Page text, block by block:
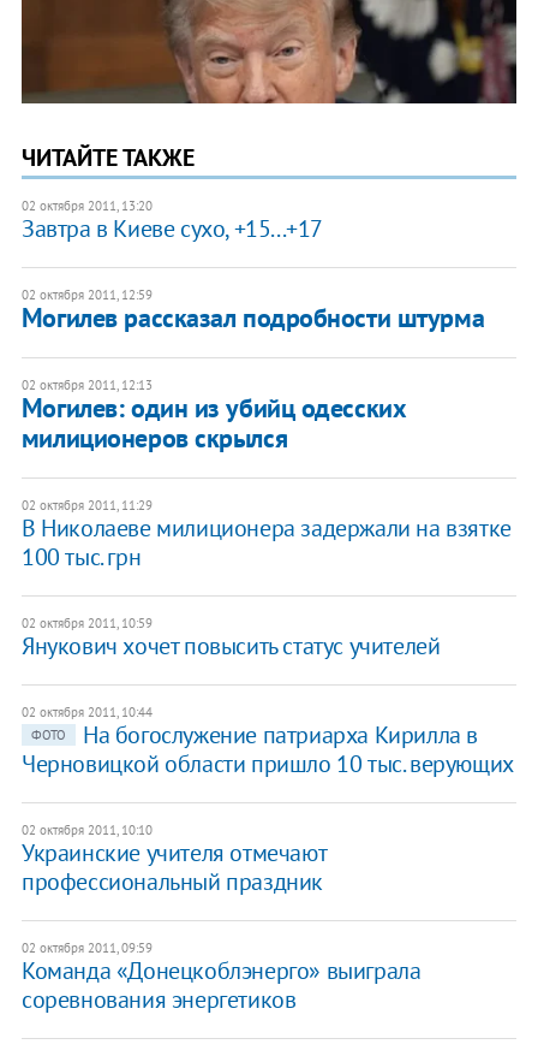
ЧИТАЙТЕ ТАКЖЕ
02 октября 2011, 13:20
Завтра в Киеве сухо, +15...+17
02 октября 2011, 12:59
Могилев рассказал подробности штурма
02 октября 2011, 12:13
Могилев: один из убийц одесских
милиционеров скрылся
02 октября 2011, 11:29
В Николаеве милиционера задержали на взятке
100 тыс. грн
02 октября 2011, 10:59
Янукович хочет повысить статус учителей
02 октября 2011, 10:44
ФОТО
На богослужение патриарха Кирилла в
Черновицкой области пришло 10 тыс. верующих
02 октября 2011, 10:10
Украинские учителя отмечают
профессиональный праздник
02 октября 2011, 09:59
Команда «Донецкоблэнерго» выиграла
соревнования энергетиков